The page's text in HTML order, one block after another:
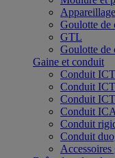
Appareillage
Goulotte de
GTL
Goulotte de
Gaine et conduit
Conduit
Conduit
Conduit
Conduit ICA
Conduit
Conduit